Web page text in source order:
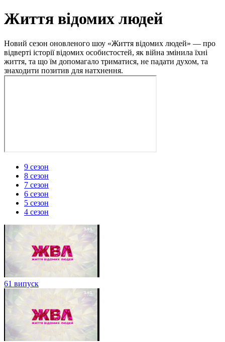
Життя відомих людей
Новий сезон оновленого шоу «Життя відомих людей» — про
відверті історії відомих особистостей, як війна змінила їхні
життя, та що їм допомагало триматися, не падати духом, та
знаходити позитив для натхнення.
9 сезон
8 сезон
7 сезон
6 сезон
5 сезон
4 сезон
61 випуск